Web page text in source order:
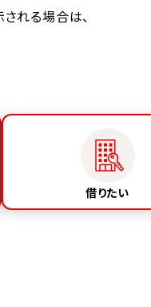
れる場合は、
借りたい